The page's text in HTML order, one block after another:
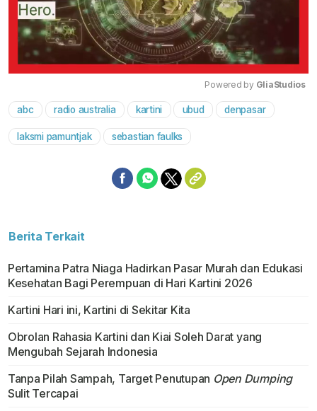
Mute
Powered by GliaStudios
abc radio australia kartini ubud denpasar
laksmi pamuntjak sebastian faulks
Berita Terkait
Pertamina Patra Niaga Hadirkan Pasar Murah dan Edukasi
Kesehatan Bagi Perempuan di Hari Kartini 2026
Kartini Hari ini, Kartini di Sekitar Kita
Obrolan Rahasia Kartini dan Kiai Soleh Darat yang
Mengubah Sejarah Indonesia
Tanpa Pilah Sampah, Target Penutupan Open Dumping
Sulit Tercapai